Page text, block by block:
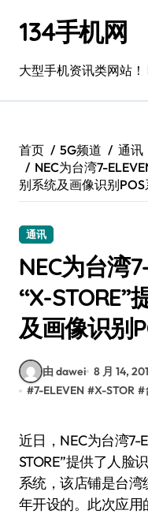
134手机网
大型手机资讯类网站
首页 5G频道 通讯
NEC为台湾7-
别系统及画像识别
通讯
NEC为台湾
“X-
及画像识别
由 dawei 8 月 14,
#7-ELEVEN #X-STOR #
近日，NEC为台湾7-ELEVEN首家未来便利店“X-
STORE”提供了人脸
系统，该店铺是台
年开设的。此次应用